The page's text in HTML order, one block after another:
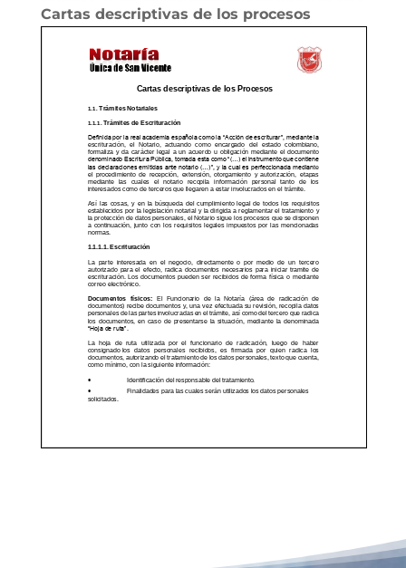
Cartas descriptivas de los procesos